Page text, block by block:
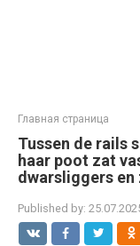
Главная страница
Tussen de rails
haar poot zat
dwarsliggers en
Published by: